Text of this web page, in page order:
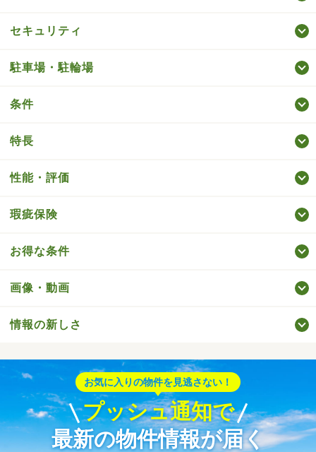
セキュリティ
駐車場・駐輪場
条件
特長
性能・評価
瑕疵保険
お得な条件
画像・動画
情報の新しさ
お気に入りの物件を見逃さない！
プッシュ通知で
最新の物件情報が届く